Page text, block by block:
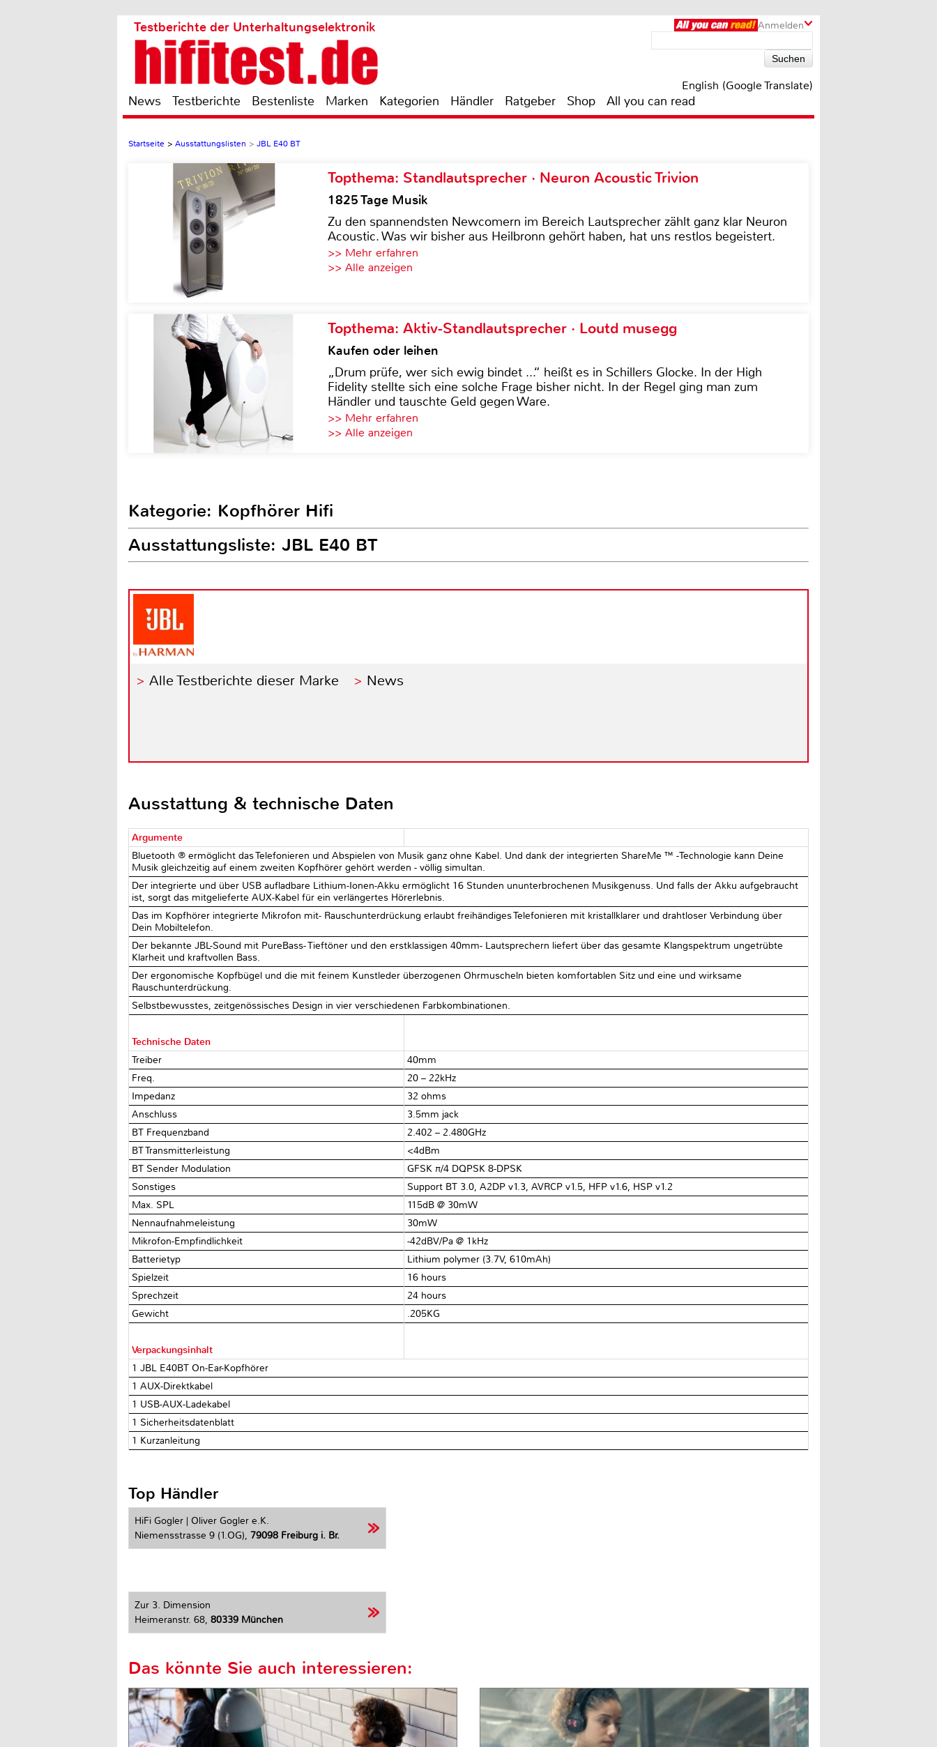
Anmelden
Testberichte der Unterhaltungselektronik
English (Google Translate)
News Testberichte Bestenliste Marken Kategorien Händler Ratgeber Shop All you can read
Startseite > Ausstattungslisten > JBL E40 BT
Topthema: Standlautsprecher · Neuron Acoustic Trivion
1825 Tage Musik
Zu den spannendsten Newcomern im Bereich Lautsprecher zählt ganz klar Neuron
Acoustic. Was wir bisher aus Heilbronn gehört haben, hat uns restlos begeistert.
>> Mehr erfahren
>> Alle anzeigen
Topthema: Aktiv-Standlautsprecher · Loutd musegg
Kaufen oder leihen
„Drum prüfe, wer sich ewig bindet ...“ heißt es in Schillers Glocke. In der High
Fidelity stellte sich eine solche Frage bisher nicht. In der Regel ging man zum
Händler und tauschte Geld gegen Ware.
>> Mehr erfahren
>> Alle anzeigen
Kategorie: Kopfhörer Hifi
Ausstattungsliste: JBL E40 BT
Alle Testberichte dieser Marke News
Ausstattung & technische Daten
Argumente
Bluetooth ® ermöglicht das Telefonieren und Abspielen von Musik ganz ohne Kabel. Und dank der integrierten ShareMe ™ -Technologie kann Deine
Musik gleichzeitig auf einem zweiten Kopfhörer gehört werden - völlig simultan.
Der integrierte und über USB aufladbare Lithium-Ionen-Akku ermöglicht 16 Stunden ununterbrochenen Musikgenuss. Und falls der Akku aufgebraucht
ist, sorgt das mitgelieferte AUX-Kabel für ein verlängertes Hörerlebnis.
Das im Kopfhörer integrierte Mikrofon mit- Rauschunterdrückung erlaubt freihändiges Telefonieren mit kristallklarer und drahtloser Verbindung über
Dein Mobiltelefon.
Der bekannte JBL-Sound mit PureBass- Tieftöner und den erstklassigen 40mm- Lautsprechern liefert über das gesamte Klangspektrum ungetrübte
Klarheit und kraftvollen Bass.
Der ergonomische Kopfbügel und die mit feinem Kunstleder überzogenen Ohrmuscheln bieten komfortablen Sitz und eine und wirksame
Rauschunterdrückung.
Selbstbewusstes, zeitgenössisches Design in vier verschiedenen Farbkombinationen.
Technische Daten
Treiber
40mm
Freq.
20 – 22kHz
Impedanz
32 ohms
Anschluss
3.5mm jack
BT Frequenzband
2.402 – 2.480GHz
BT Transmitterleistung
<4dBm
BT Sender Modulation
GFSK π/4 DQPSK 8-DPSK
Sonstiges
Support BT 3.0, A2DP v1.3, AVRCP v1.5, HFP v1.6, HSP v1.2
Max. SPL
115dB @ 30mW
Nennaufnahmeleistung
30mW
Mikrofon-Empfindlichkeit
-42dBV/Pa @ 1kHz
Batterietyp
Lithium polymer (3.7V, 610mAh)
Spielzeit
16 hours
Sprechzeit
24 hours
Gewicht
.205KG
Verpackungsinhalt
1 JBL E40BT On-Ear-Kopfhörer
1 AUX-Direktkabel
1 USB-AUX-Ladekabel
1 Sicherheitsdatenblatt
1 Kurzanleitung
Top Händler
HiFi Gogler | Oliver Gogler e.K.
Niemensstrasse 9 (1.OG), 79098 Freiburg i. Br.
Zur 3. Dimension
Heimeranstr. 68, 80339 München
Das könnte Sie auch interessieren: